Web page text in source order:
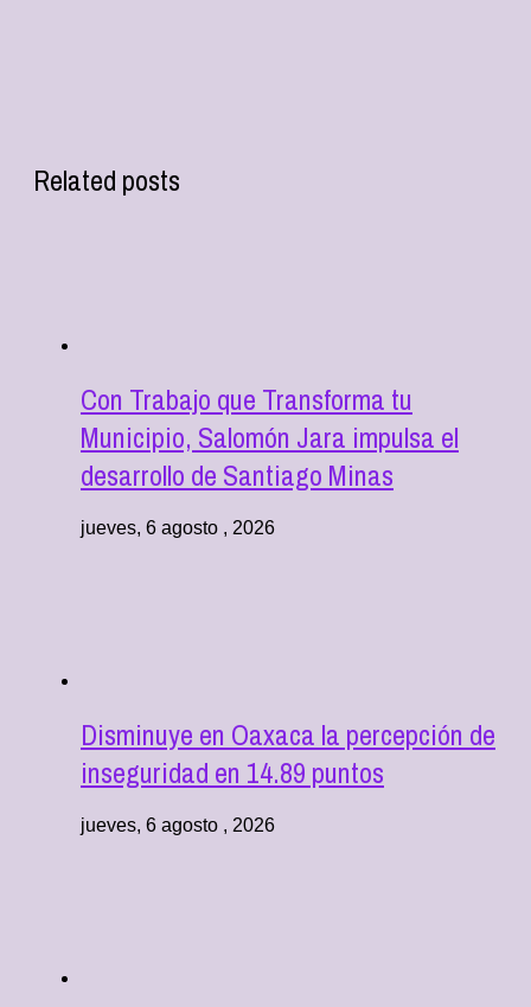
Related posts
Con Trabajo que Transforma tu
Municipio, Salomón Jara impulsa el
desarrollo de Santiago Minas
jueves, 6 agosto , 2026
Disminuye en Oaxaca la percepción de
inseguridad en 14.89 puntos
jueves, 6 agosto , 2026